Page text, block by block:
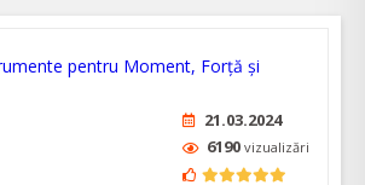
21.03.2024
6190 vizualizări